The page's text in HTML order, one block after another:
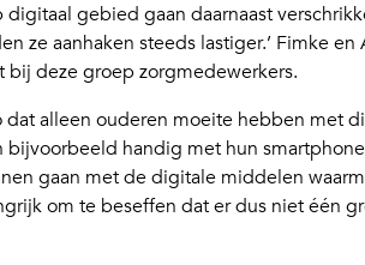
gebied gaan daarnaast
ze aanhaken steeds lastiger.’ Fimke
bij deze groep zorgmedewerkers.
dat alleen ouderen moeite hebben met
bijvoorbeeld handig met hun
gaan met de digitale middelen
om te beseffen dat er dus niet één